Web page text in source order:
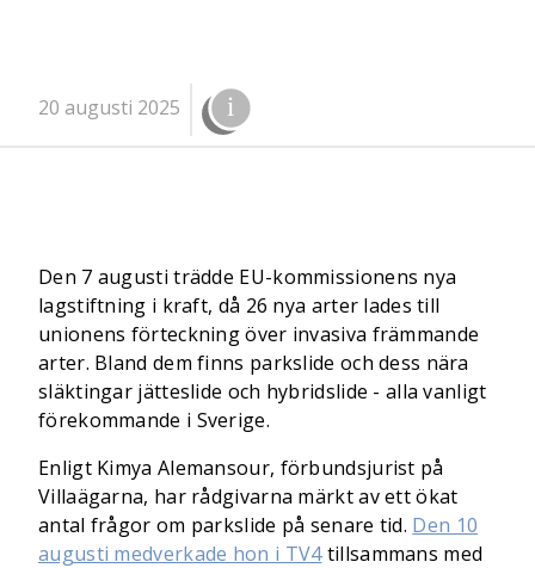
20 augusti 2025
Den 7 augusti trädde EU-kommissionens nya
lagstiftning i kraft, då 26 nya arter lades till
unionens förteckning över invasiva främmande
arter. Bland dem finns parkslide och dess nära
släktingar jätteslide och hybridslide - alla vanligt
förekommande i Sverige.
Enligt Kimya Alemansour, förbundsjurist på
Villaägarna, har rådgivarna märkt av ett ökat
antal frågor om parkslide på senare tid. Den 10
augusti medverkade hon i TV4tillsammans med